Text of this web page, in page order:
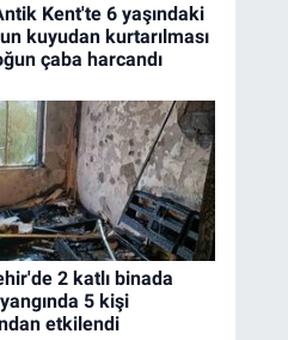
Kent'te 6 yaşındaki
kuyudan kurtarılması
çaba harcandı
2 katlı binada
5 kişi
etkilendi